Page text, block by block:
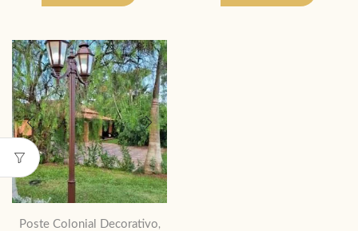
Poste Colonial Decorativo,